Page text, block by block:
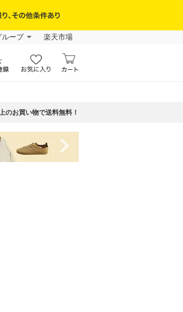
ループ 楽天市場
お買い物で送料無料！
navigate_next